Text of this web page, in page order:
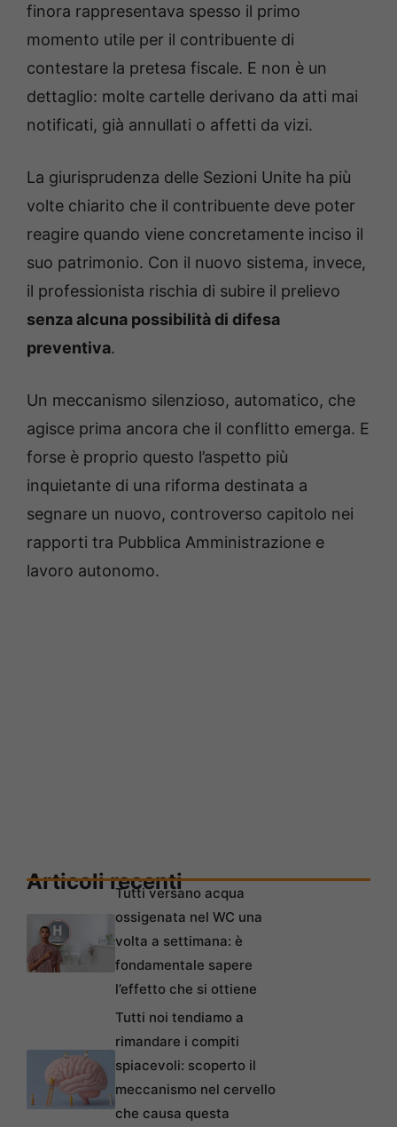
finora rappresentava spesso il primo
momento utile per il contribuente di
contestare la pretesa fiscale. E non è un
dettaglio: molte cartelle derivano da atti mai
notificati, già annullati o affetti da vizi.
La giurisprudenza delle Sezioni Unite ha più
volte chiarito che il contribuente deve poter
reagire quando viene concretamente inciso il
suo patrimonio. Con il nuovo sistema, invece,
il professionista rischia di subire il prelievo
senza alcuna possibilità di difesa
preventiva.
Un meccanismo silenzioso, automatico, che
agisce prima ancora che il conflitto emerga. E
forse è proprio questo l’aspetto più
inquietante di una riforma destinata a
segnare un nuovo, controverso capitolo nei
rapporti tra Pubblica Amministrazione e
lavoro autonomo.
Articoli recenti
Tutti versano acqua
ossigenata nel WC una
volta a settimana: è
fondamentale sapere
l’effetto che si ottiene
Tutti noi tendiamo a
rimandare i compiti
spiacevoli: scoperto il
meccanismo nel cervello
che causa questa